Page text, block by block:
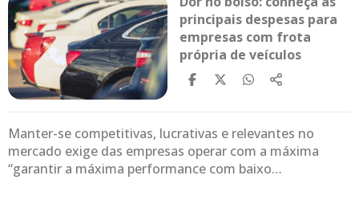
principais despesas para
empresas com frota
própria de veículos
Manter-se competitivas, lucrativas e relevantes no
mercado exige das empresas operar com a máxima
“garantir a máxima performance com baixo…